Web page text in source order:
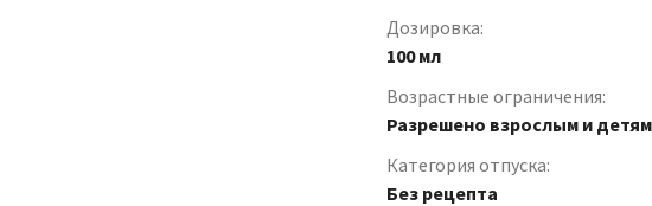
Дозировка:
100 мл
Возрастные ограничения:
Разрешено взрослым и
Категория отпуска:
Без рецепта